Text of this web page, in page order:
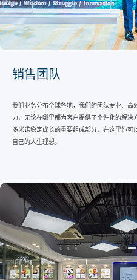
销售团队
我们业务分布全球各地，我们的团队专业、
力，无论在哪里都为客户提供了个性化的解
多米诺稳定成长的重要组成部分，在这里你
自己的人生理想。